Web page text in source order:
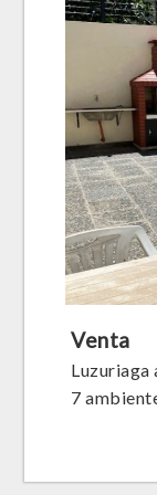
Venta
Luzuriaga
7